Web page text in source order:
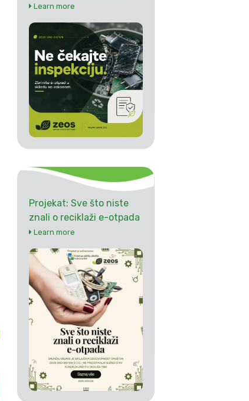
Learn more
Projekat: Sve što niste
znali o reciklaži e-otpada
Learn more